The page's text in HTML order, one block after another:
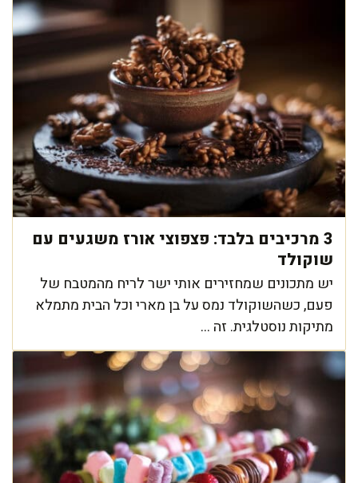
3 מרכיבים בלבד: פצפוצי אורז משגעים עם
שוקולד
יש מתכונים שמחזירים אותי ישר לריח מהמטבח של
פעם, כשהשוקולד נמס על בן מארי וכל הבית מתמלא
מתיקות נוסטלגית. זה ...